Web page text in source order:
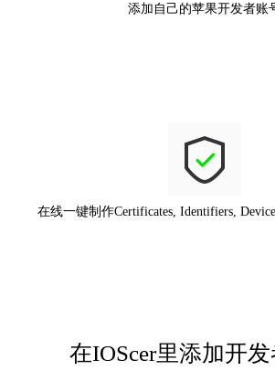
添加自己的苹果开发者账
在线一键制作Certificates, Identifiers,
在IOScer里添加开